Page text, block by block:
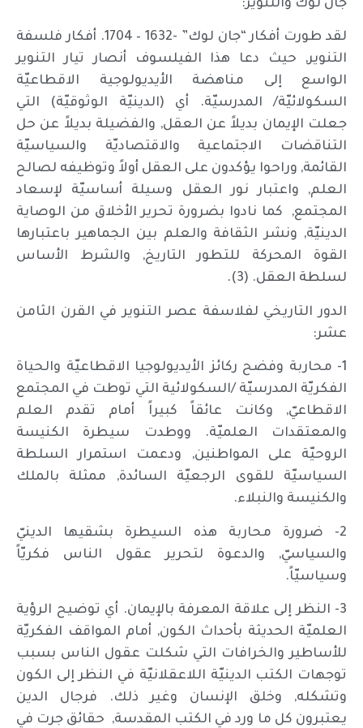
جان لوك والتنوير:
لقد طورت أفكار “جان لوك” -1632 – 1704. أفكار فلسفة
التنوير, حيث دعا هذا الفيلسوف أنصار تيار التنوير
الواسع إلى مناهضة الأيديولوجية الاقطاعيّة
السكولائيّة/ المدرسيّة. أي (الدينيّة الوثوقيّة) التي
جعلت الإيمان بديلاً عن العقل, والفضيلة بديلاً عن حل
التناقضات الاجتماعية والاقتصاديّة والسياسيّة
القائمة, وراحوا يؤكدون على العقل أولاً وتوظيفه لصالح
العلم, واعتبار نور العقل وسيلة أساسيّة لإسعاد
المجتمع, كما نادوا بضرورة تحرير الأخلاق من الوصاية
الدينيّة, ونشر الثقافة والعلم بين الجماهير باعتبارها
القوة المحركة للتطور التاريخ, والشرط الأساس
لسلطة العقل. (3).
الدور التاريخي لفلاسفة عصر التنوير في القرن الثامن
عشر:
1- محاربة وفضح ركائز الأيديولوجيا الاقطاعيّة والحياة
الفكريّة المدرسيّة /السكولائية التي توطت في المجتمع
الاقطاعيّ, وكانت عائقاً كبيراً أمام تقدم العلم
والمعتقدات العلميّة. ووطدت سيطرة الكنيسة
الروحيّة على المواطنين, ودعمت استمرار السلطة
السياسيّة للقوى الرجعيّة السائدة, ممثلة بالملك
والكنيسة والنبلاء.
2- ضرورة محاربة هذه السيطرة بشقيها الدينيّ
والسياسيّ, والدعوة لتحرير عقول الناس فكريّاً
وسياسيّاً.
3- النظر إلى علاقة المعرفة بالإيمان. أي توضيح الرؤية
العلميّة الحديثة بأحداث الكون, أمام المواقف الفكريّة
للأساطير والخرافات التي شكلت عقول الناس بسبب
توجهات الكتب الدينيّة اللاعقلانيّة في النظر إلى الكون
وتشكله, وخلق الإنسان وغير ذلك. فرجال الدين
يعتبرون كل ما ورد في الكتب المقدسة, حقائق جرت في